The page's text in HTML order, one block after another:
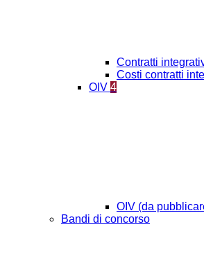
Contratti
Costi contratti
OIV 4
OIV (da
Bandi di concorso